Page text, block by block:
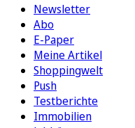
Newsletter
Abo
E-Paper
Meine Artikel
Shoppingwelt
Push
Testberichte
Immobilien